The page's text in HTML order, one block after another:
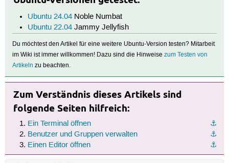
Ubuntu 24.04Noble Numbat
Ubuntu 22.04Jammy Jellyfish
Du möchtest den Artikel für eine weitere Ubuntu-Version testen? Mitarbeit
im Wiki ist immer willkommen! Dazu sind die Hinweisezum Testen von
Artikeln zu beachten.
Zum Verständnis dieses Artikels sind
folgende Seiten hilfreich:
⚓︎
Ein Terminal öffnen
⚓︎
Benutzer und Gruppen verwalten
⚓︎
Einen Editor öffnen